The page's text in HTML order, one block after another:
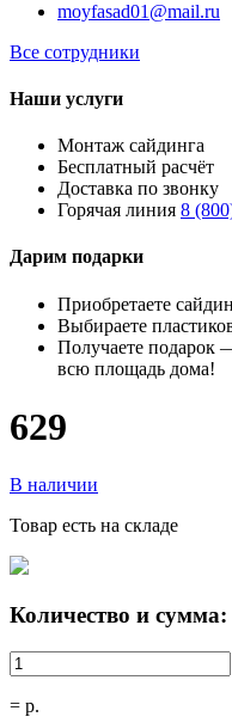
moyfasad01@mail.ru
Все сотрудники
Наши услуги
Монтаж сайдинга
Бесплатный расчёт
Доставка по звонку
Горячая линия 8
Дарим подарки
Приобретаете
Выбираете
Получаете подарок
всю площадь дома!
629
В наличии
Товар есть на складе
Количество и сумма:
= р.